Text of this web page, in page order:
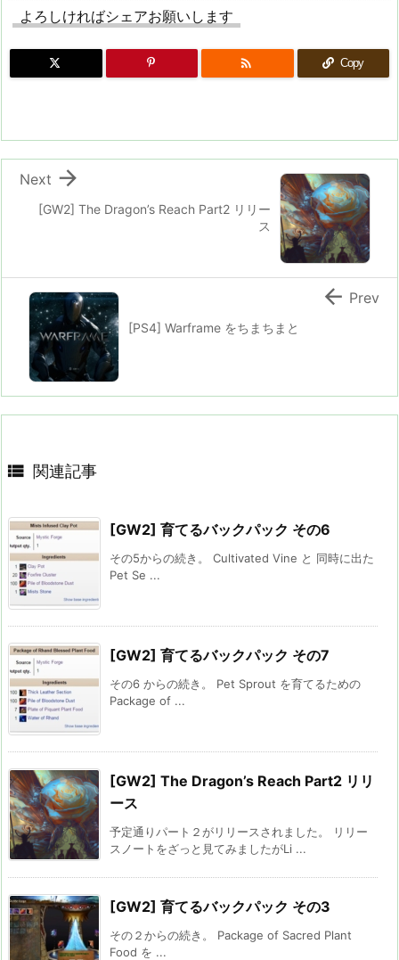
よろしければシェアお願いします
 Copy
[GW2] The Dragon’s Reach Part2 リリー
ス

Next
[PS4] Warframe をちまちまと
 Prev
 関連記事
[GW2] 育てるバックパック その6
その5からの続き。 Cultivated Vine と 同時に出た
Pet Se ...
[GW2] 育てるバックパック その7
その6 からの続き。 Pet Sprout を育てるための
Package of ...
[GW2] The Dragon’s Reach Part2 リリ
ース
予定通りパート２がリリースされました。 リリー
スノートをざっと見てみましたがLi ...
[GW2] 育てるバックパック その3
その２からの続き。 Package of Sacred Plant
Food を ...